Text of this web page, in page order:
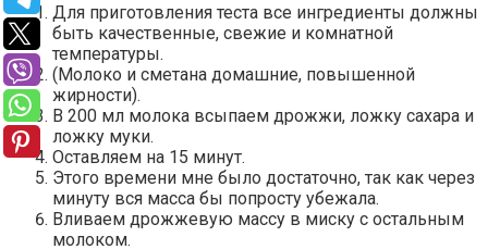
Для приготовления теста все ингредиенты должны
быть качественные, свежие и комнатной
температуры.
(Молоко и сметана домашние, повышенной
жирности).
В 200 мл молока всыпаем дрожжи, ложку сахара и
ложку муки.
Оставляем на 15 минут.
Этого времени мне было достаточно, так как через
минуту вся масса бы попросту убежала.
Вливаем дрожжевую массу в миску с остальным
молоком.